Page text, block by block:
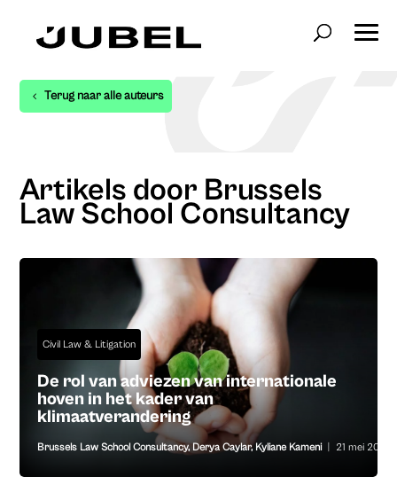
Terug naar alle auteurs
Artikels door Brussels
Law School Consultancy
Civil Law & Litigation
De rol van adviezen van internationale
hoven in het kader van
klimaatverandering
Brussels Law School Consultancy, Derya Caylar, Kyliane Kameni 21 mei 2026